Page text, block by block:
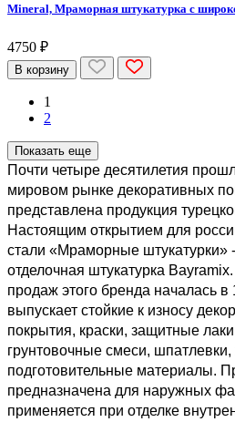
Mineral, Мраморная штукатурка с
4750 ₽
В корзину
1
2
Показать еще
Почти четыре десятилетия
мировом рынке декоративных
представлена продукция
Настоящим открытием для
стали «Мраморные штукатурки»
отделочная штукатурка
продаж этого бренда началась в
выпускает стойкие к износу
покрытия, краски, защитные
грунтовочные смеси,
подготовительные материалы.
предназначена для наружных
применяется при отделке